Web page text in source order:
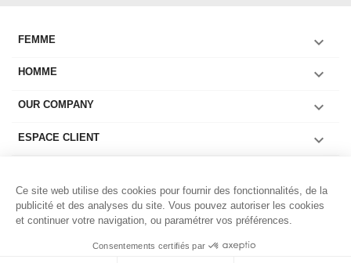
FEMME 
HOMME 
OUR COMPANY 
ESPACE CLIENT 
COLLECTIONS HOMME 
Ce site web utilise des cookies pour fournir des fonctionnalités, de la
publicité et des analyses du site. Vous pouvez autoriser les cookies
et continuer votre navigation, ou paramétrer vos préférences.
Consentements certifiés par